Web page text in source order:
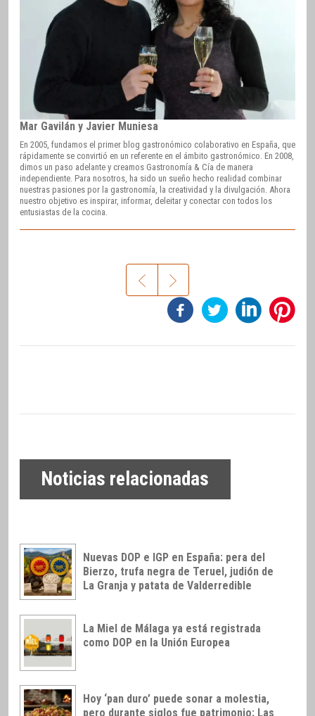
Mar Gavilán y Javier Muniesa
En 2005, fundamos el primer blog gastronómico colaborativo en España, que
rápidamente se convirtió en un referente en el ámbito gastronómico. En 2008,
dimos un paso adelante y creamos Gastronomía & Cía de manera
independiente. Para nosotros, ha sido un sueño hecho realidad combinar
nuestras pasiones por la gastronomía, la creatividad y la divulgación. Ahora
nuestro objetivo es inspirar, informar, deleitar y conectar con todos los
entusiastas de la cocina.
Noticias relacionadas
Nuevas DOP e IGP en España: pera del
Bierzo, trufa negra de Teruel, judión de
La Granja y patata de Valderredible
La Miel de Málaga ya está registrada
como DOP en la Unión Europea
Hoy ‘pan duro’ puede sonar a molestia,
pero durante siglos fue patrimonio: Las